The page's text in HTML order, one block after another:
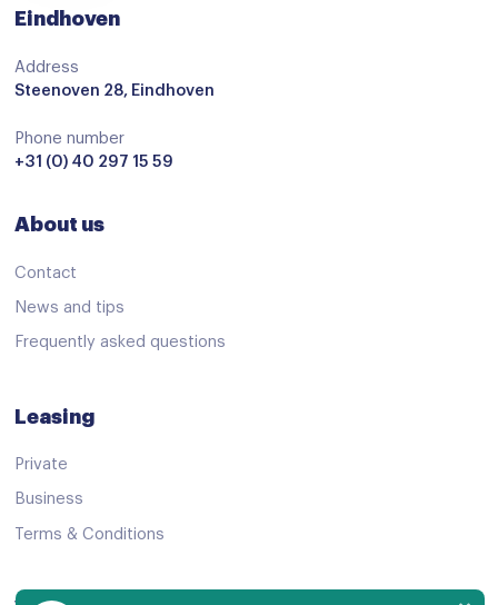
Voorstoelen verwarmd
Zwarte hemelbekleding
Achteruitrijcamera
Airbag(s) hoofd achter
Airbag(s) hoofd voor
Airbag(s) side voor
Airbag bestuurder
Alarm klasse 1(startblokkering)
Anti Blokkeer Systeem
Anti doorSlip Regeling
Anti doorSlip Regeling
Eindhoven
Address
Steenoven 28, Eindhoven
Phone number
+31 (0) 40 297 15 59
About us
Contact
News and tips
Frequently asked questions
Leasing
Private
Business
Terms & Conditions